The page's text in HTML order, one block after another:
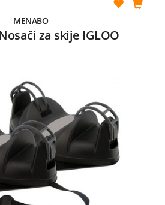
MENABO
za skije IGLOO